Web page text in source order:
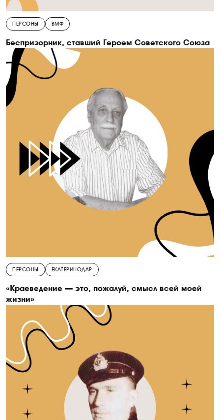
ПЕРСОНЫ ВМФ
Беспризорник, ставший Героем Советского Союза
ПЕРСОНЫ ЕКАТЕРИНОДАР
«Краеведение — это, пожалуй, смысл всей моей
жизни»